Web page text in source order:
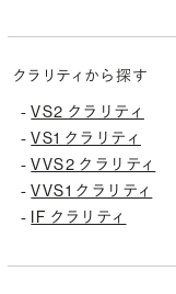
クラリティから探す
-VS2 クラリティ
-VS1 クラリティ
-VVS2 クラリティ
-VVS1 クラリティ
- IF クラリティ